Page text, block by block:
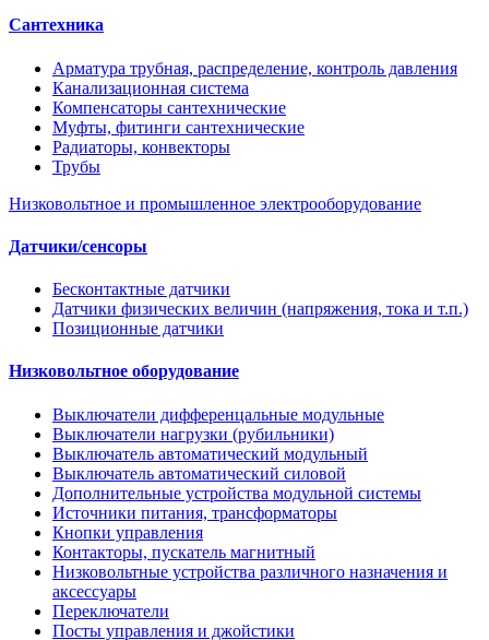
Сантехника
Арматура трубная, распределение, контроль давления
Канализационная система
Компенсаторы сантехнические
Муфты, фитинги сантехнические
Радиаторы, конвекторы
Трубы
Низковольтное и промышленное электрооборудование
Датчики/сенсоры
Бесконтактные датчики
Датчики физических величин (напряжения, тока и т.п.)
Позиционные датчики
Низковольтное оборудование
Выключатели дифференцальные модульные
Выключатели нагрузки (рубильники)
Выключатель автоматический модульный
Выключатель автоматический силовой
Дополнительные устройства модульной системы
Источники питания, трансформаторы
Кнопки управления
Контакторы, пускатель магнитный
Низковольтные устройства различного назначения и
аксессуары
Переключатели
Посты управления и джойстики